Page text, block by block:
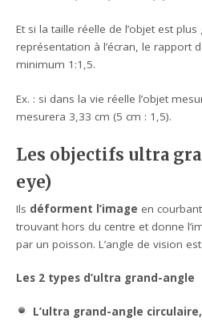
Et si la taille réelle de l’objet est
représentation à l’écran, le rapport
minimum 1:1,5.
Ex. : si dans la vie réelle l’objet
mesurera 3,33 cm (5 cm : 1,5).
Les objectifs ultra
eye)
Ils déforment l’image en
trouvant hors du centre et donne
par un poisson. L’angle de vision
Les 2 types d’ultra grand-angle
L’ultra grand-angle